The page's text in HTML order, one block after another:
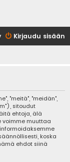
Kirjaudu sisään
"meitä", "meidän",
sitoudut
ehtoja, älä
voimme muuttaa
koska
ehdot siinä